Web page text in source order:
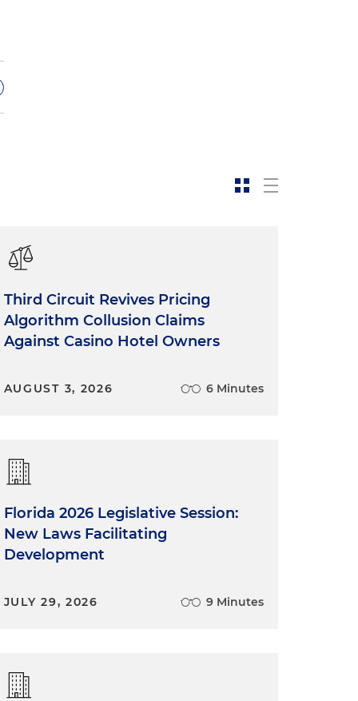
Third Circuit Revives Pricing
Algorithm Collusion Claims
Against Casino Hotel Owners
AUGUST 3, 2026 6 Minutes
Florida 2026 Legislative Session:
New Laws Facilitating
Development
JULY 29, 2026 9 Minutes